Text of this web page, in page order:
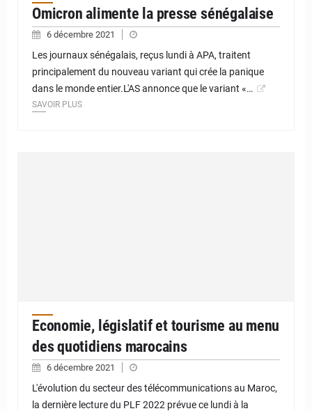
Omicron alimente la presse sénégalaise
6 décembre 2021
Les journaux sénégalais, reçus lundi à APA, traitent
principalement du nouveau variant qui crée la panique
dans le monde entier.L'AS annonce que le variant «…
SAVOIR PLUS
Economie, législatif et tourisme au menu
des quotidiens marocains
6 décembre 2021
L'évolution du secteur des télécommunications au Maroc,
la dernière lecture du PLF 2022 prévue ce lundi à la